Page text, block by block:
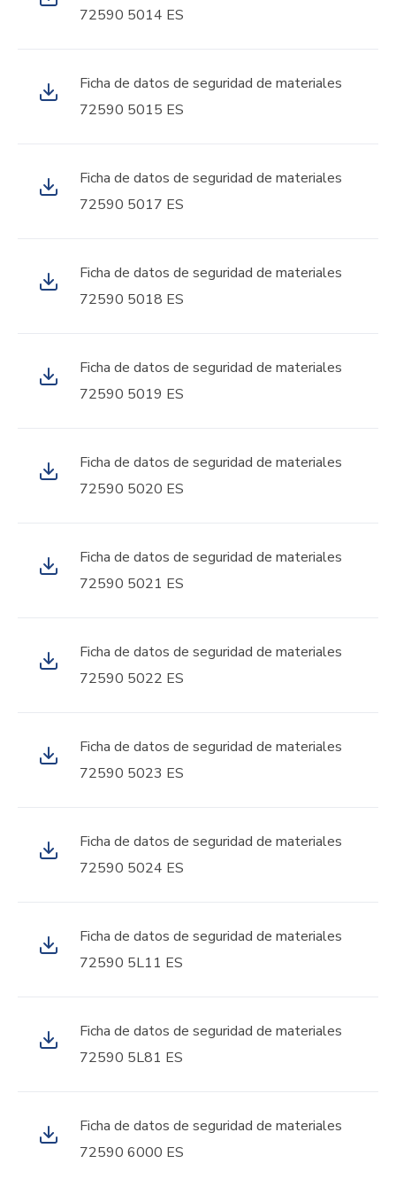
72590 5014 ES
Ficha de datos de seguridad de materiales
72590 5015 ES
Ficha de datos de seguridad de materiales
72590 5017 ES
Ficha de datos de seguridad de materiales
72590 5018 ES
Ficha de datos de seguridad de materiales
72590 5019 ES
Ficha de datos de seguridad de materiales
72590 5020 ES
Ficha de datos de seguridad de materiales
72590 5021 ES
Ficha de datos de seguridad de materiales
72590 5022 ES
Ficha de datos de seguridad de materiales
72590 5023 ES
Ficha de datos de seguridad de materiales
72590 5024 ES
Ficha de datos de seguridad de materiales
72590 5L11 ES
Ficha de datos de seguridad de materiales
72590 5L81 ES
Ficha de datos de seguridad de materiales
72590 6000 ES